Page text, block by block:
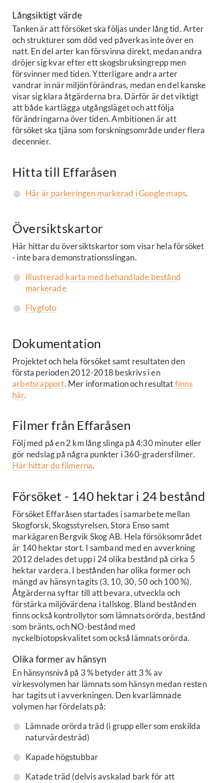
Långsiktigt värde
Tanken är att försöket ska följas under lång tid. Arter
och strukturer som död ved påverkas inte över en
natt. En del arter kan försvinna direkt, medan andra
dröjer sig kvar efter ett skogsbruksingrepp men
försvinner med tiden. Ytterligare andra arter
vandrar in när miljön förändras, medan en del kanske
visar sig klara åtgärderna bra. Därför är det viktigt
att både kartlägga utgångsläget och att följa
förändringarna över tiden. Ambitionen är att
försöket ska tjäna som forskningsområde under flera
decennier.
Hitta till Effaråsen
Här är parkeringen markerad i Google maps.
Översiktskartor
Här hittar du översiktskartor som visar hela försöket
- inte bara demonstrationsslingan.
Illustrerad karta med behandlade bestånd
markerade
Flygfoto
Dokumentation
Projektet och hela försöket samt resultaten den
första perioden 2012-2018 beskrivs i en
arbetsrapport. Mer information och resultatfinns
här.
Filmer från Effaråsen
Följ med på en 2 km lång slinga på 4:30 minuter eller
gör nedslag på några punkter i 360-gradersfilmer.
Här hittar du filmerna.
Försöket - 140 hektar i 24 bestånd
Försöket Effaråsen startades i samarbete mellan
Skogforsk, Skogsstyrelsen, Stora Enso samt
markägaren Bergvik Skog AB. Hela försöksområdet
är 140 hektar stort. I samband med en avverkning
2012 delades det upp i 24 olika bestånd på cirka 5
hektar vardera. I bestånden har olika former och
mängd av hänsyn tagits (3, 10, 30, 50 och 100 %).
Åtgärderna syftar till att bevara, utveckla och
förstärka miljövärdena i tallskog. Bland bestånden
finns också kontrollytor som lämnats orörda, bestånd
som bränts, och NO-bestånd med
nyckelbiotopskvalitet som också lämnats orörda.
Olika former av hänsyn
En hänsynsnivå på 3 % betyder att 3 % av
virkesvolymen har lämnats som hänsyn medan resten
har tagits ut i avverkningen. Den kvarlämnade
volymen har fördelats på:
Lämnade orörda träd (i grupp eller som enskilda
naturvärdesträd)
Kapade högstubbar
Katade träd (delvis avskalad bark för att